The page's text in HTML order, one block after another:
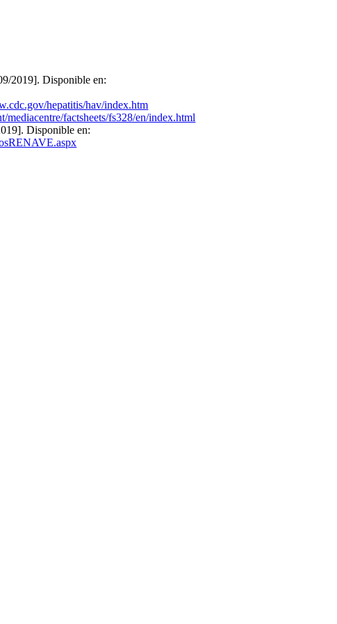
2019]. Disponible en:
hepatitis/hav/index.htm
mediacentre/factsheets/fs328/en/index.html
Disponible en: